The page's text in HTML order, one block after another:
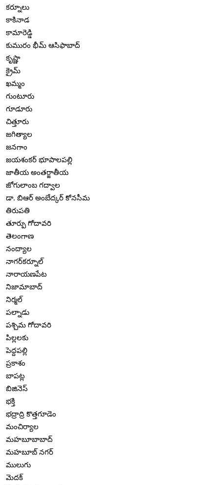
కర్నూలు
కాకినాడ
కామారెడ్డి
కుమురం భీమ్ ఆసిఫాబాద్
కృష్ణా
క్రైమ్
ఖమ్మం
గుంటూరు
గూడూరు
చిత్తూరు
జగిత్యాల
జనగాం
జయశంకర్ భూపాలపల్లి
జాతీయ అంతర్జాతీయ
జోగులాంబ గద్వాల
డా. బిఆర్ అంబేద్కర్ కోనసీమ
తిరుపతి
తూర్పు గోదావరి
తెలంగాణ
నంద్యాల
నాగర్‌కర్నూల్
నారాయణపేట
నిజామాబాద్
నిర్మల్
పల్నాడు
పశ్చిమ గోదావరి
పిల్లలకు
పెద్దపల్లి
ప్రకాశం
బాపట్ల
బిజినెస్
భక్తి
భద్రాద్రి కొత్తగూడెం
మంచిర్యాల
మహబూబాబాద్
మహబూబ్ నగర్
ములుగు
మెదక్